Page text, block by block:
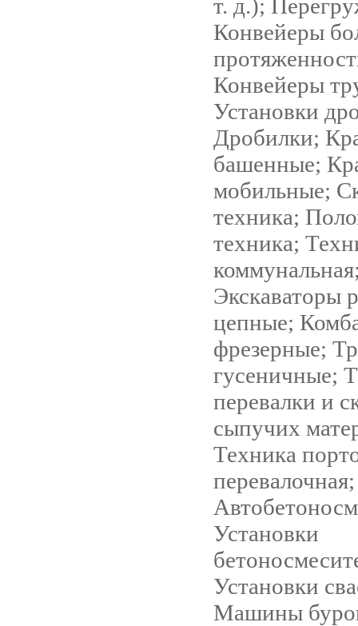
т. д.);
Конвейеры
Конвейеры
Установки
Дробилки;
башенные;
мобильные;
техника;
техника;
Экскаваторы
цепные;
фрезерные;
гусеничные;
перевалки и
сыпучих
Техника
перевалочная;
Установки
Установки
Машины